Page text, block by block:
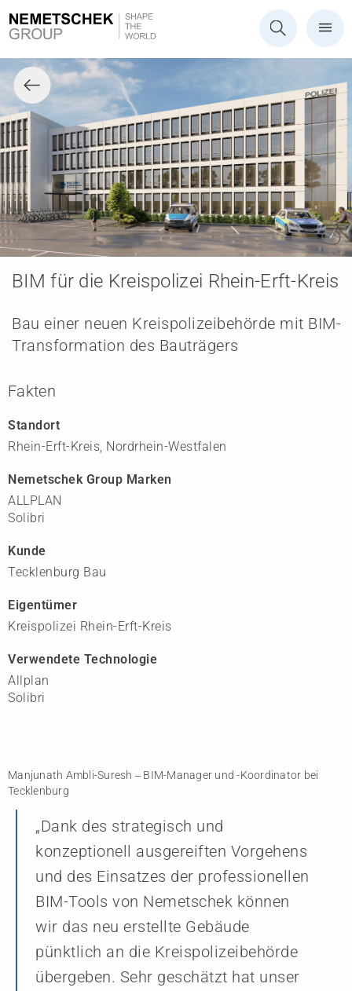
BIM für die Kreispolizei Rhein-Erft-Kreis
Bau einer neuen Kreispolizeibehörde mit BIM-
Transformation des Bauträgers
Fakten
Standort
Rhein-Erft-Kreis, Nordrhein-Westfalen
Nemetschek Group Marken
ALLPLAN
Solibri
Kunde
Tecklenburg Bau
Eigentümer
Kreispolizei Rhein-Erft-Kreis
Verwendete Technologie
Allplan
Solibri
Manjunath Ambli-Suresh ‒ BIM-Manager und -Koordinator bei
Tecklenburg
„Dank des strategisch und
konzeptionell ausgereiften Vorgehens
und des Einsatzes der professionellen
BIM-Tools von Nemetschek können
wir das neu erstellte Gebäude
pünktlich an die Kreispolizeibehörde
übergeben. Sehr geschätzt hat unser